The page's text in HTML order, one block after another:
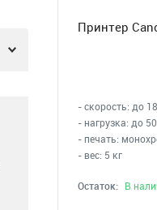
Принтер
- скорость: до
- нагрузка: до
- печать:
- вес: 5 кг
Остаток: В